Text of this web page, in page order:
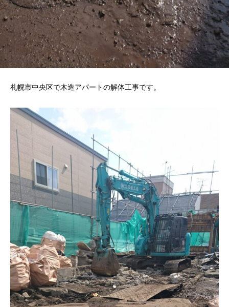
札幌市中央区で木造アパートの解体工事です。